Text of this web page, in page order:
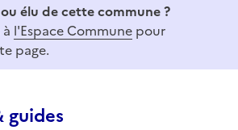
élu de cette commune ?
l'Espace Commune pour
page.
guides